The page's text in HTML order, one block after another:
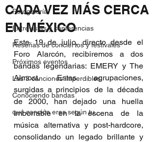
Fotogalería
Entrevistas y conferencias
Reseñas de conciertos y festivales
Próximos eventos
Las 3 canciones imperdibles
Conociendo bandas
qué canción eres según tu...
CADA VEZ MÁS CERCA
EN MÉXICO
Este 19 de julio, directo desde el
Foro Alarcón, recibiremos a dos
bandas legendarias: EMERY y The
Almost. Estas agrupaciones,
surgidas a principios de la década
de 2000, han dejado una huella
imborrable en la escena de la
música alternativa y post-hardcore,
consolidando un legado brillante y